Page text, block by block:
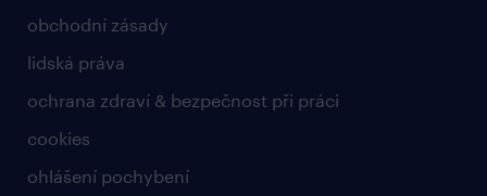
obchodní zásady
lidská práva
ochrana zdraví & bezpečnost při práci
cookies
ohlášení pochybení